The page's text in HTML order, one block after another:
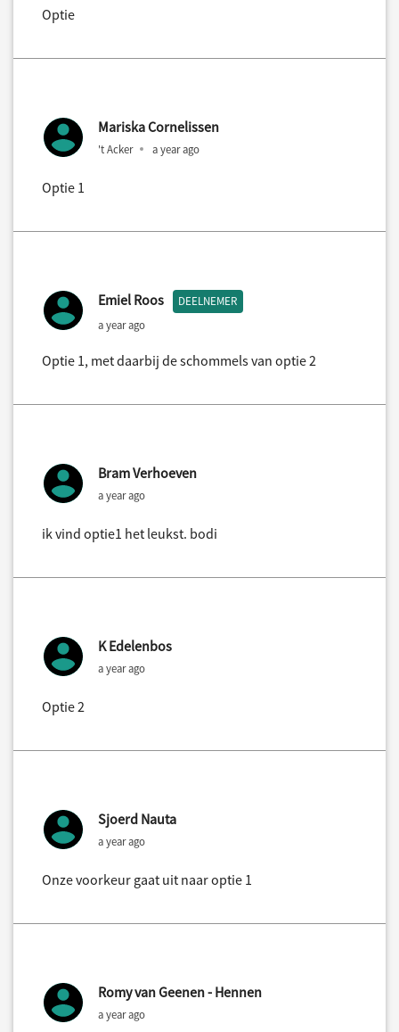
Optie
Mariska Cornelissen
't Acker a year ago
Optie 1
Emiel Roos DEELNEMER
a year ago
Optie 1, met daarbij de schommels van optie 2
Bram Verhoeven
a year ago
ik vind optie1 het leukst. bodi
K Edelenbos
a year ago
Optie 2
Sjoerd Nauta
a year ago
Onze voorkeur gaat uit naar optie 1
Romy van Geenen - Hennen
a year ago